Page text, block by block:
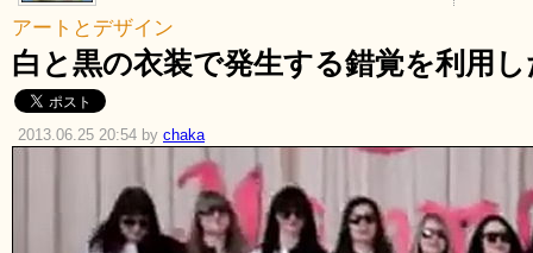
アートとデザイン
白と黒の衣装で発生する錯覚を利用
2013.06.25 20:54 by chaka